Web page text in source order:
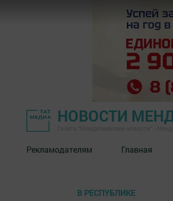
НОВОСТИ
Рекламодателям Главная
В РЕСПУБЛИКЕ